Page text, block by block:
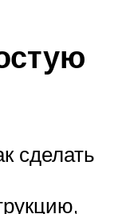
сделать